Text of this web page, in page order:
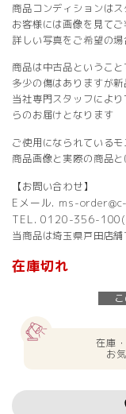
商品コンディションは
お客様には画像を見て
詳しい写真をご希望の
商品は中古品というこ
多少の傷はありますが
当社専門スタッフによ
らのお届けとなります
ご使用になられている
商品画像と実際の商品
【お問い合わせ】
Eメール. ms-
TEL. 0120-356-100(
当商品は埼玉県戸田店
在庫切れ
在庫
お